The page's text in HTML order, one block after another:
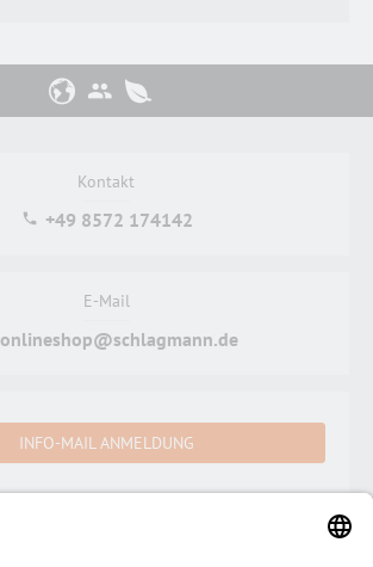
Kontakt
+49 8572 174142
E-Mail
onlineshop@schlagmann.de
INFO-MAIL ANMELDUNG